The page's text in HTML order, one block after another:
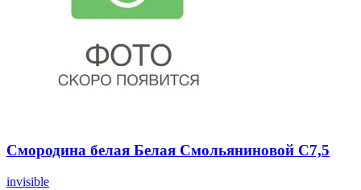
Смородина белая Белая Смольяниновой С7,5
invisible